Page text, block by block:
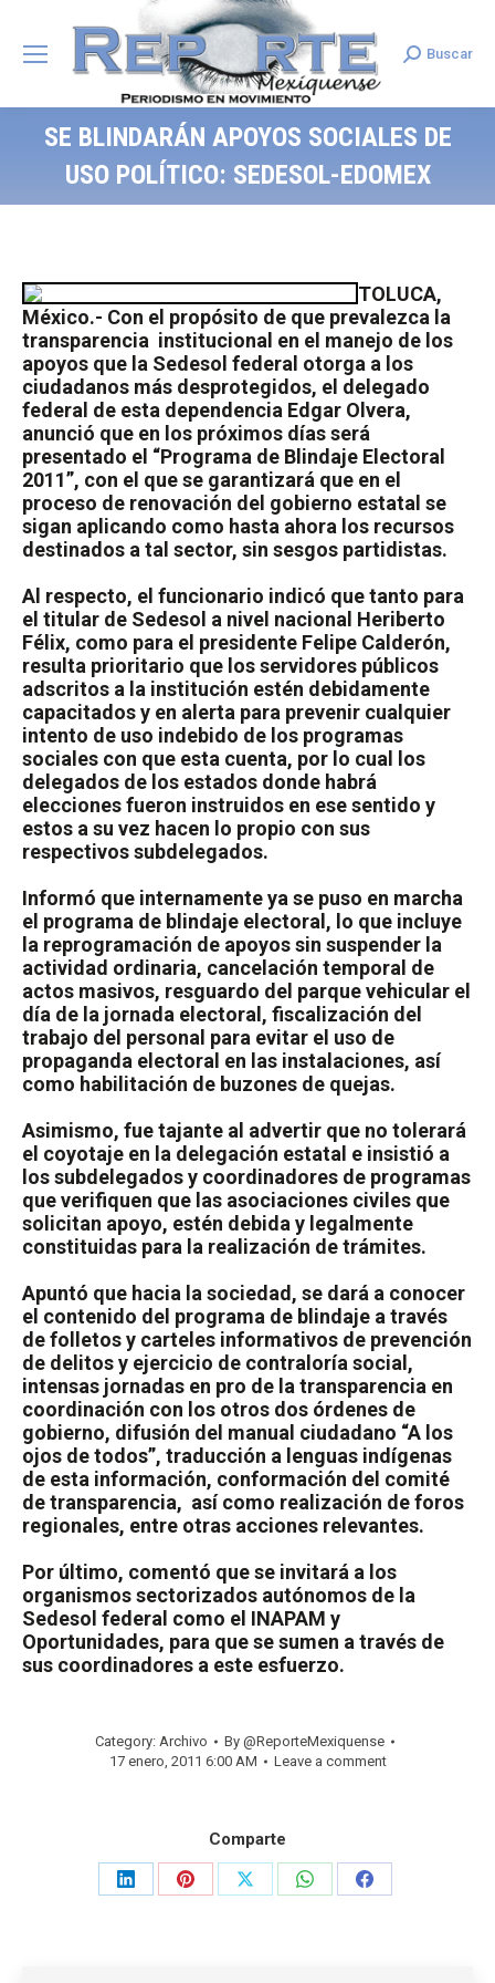
Search:
Buscar
SE BLINDARÁN APOYOS SOCIALES DE
USO POLÍTICO: SEDESOL-EDOMEX
TOLUCA,
México.- Con el propósito de que prevalezca la
transparencia institucional en el manejo de los
apoyos que la Sedesol federal otorga a los
ciudadanos más desprotegidos, el delegado
federal de esta dependencia Edgar Olvera,
anunció que en los próximos días será
presentado el “Programa de Blindaje Electoral
2011”, con el que se garantizará que en el
proceso de renovación del gobierno estatal se
sigan aplicando como hasta ahora los recursos
destinados a tal sector, sin sesgos partidistas.
Al respecto, el funcionario indicó que tanto para
el titular de Sedesol a nivel nacional Heriberto
Félix, como para el presidente Felipe Calderón,
resulta prioritario que los servidores públicos
adscritos a la institución estén debidamente
capacitados y en alerta para prevenir cualquier
intento de uso indebido de los programas
sociales con que esta cuenta, por lo cual los
delegados de los estados donde habrá
elecciones fueron instruidos en ese sentido y
estos a su vez hacen lo propio con sus
respectivos subdelegados.
Informó que internamente ya se puso en marcha
el programa de blindaje electoral, lo que incluye
la reprogramación de apoyos sin suspender la
actividad ordinaria, cancelación temporal de
actos masivos, resguardo del parque vehicular el
día de la jornada electoral, fiscalización del
trabajo del personal para evitar el uso de
propaganda electoral en las instalaciones, así
como habilitación de buzones de quejas.
Asimismo, fue tajante al advertir que no tolerará
el coyotaje en la delegación estatal e insistió a
los subdelegados y coordinadores de programas
que verifiquen que las asociaciones civiles que
solicitan apoyo, estén debida y legalmente
constituidas para la realización de trámites.
Apuntó que hacia la sociedad, se dará a conocer
el contenido del programa de blindaje a través
de folletos y carteles informativos de prevención
de delitos y ejercicio de contraloría social,
intensas jornadas en pro de la transparencia en
coordinación con los otros dos órdenes de
gobierno, difusión del manual ciudadano “A los
ojos de todos”, traducción a lenguas indígenas
de esta información, conformación del comité
de transparencia, así como realización de foros
regionales, entre otras acciones relevantes.
Por último, comentó que se invitará a los
organismos sectorizados autónomos de la
Sedesol federal como el INAPAM y
Oportunidades, para que se sumen a través de
sus coordinadores a este esfuerzo.
Category: Archivo By @ReporteMexiquense
17 enero, 2011 6:00 AM
Leave a comment
Comparte
Share
Share
Share
Share
Share